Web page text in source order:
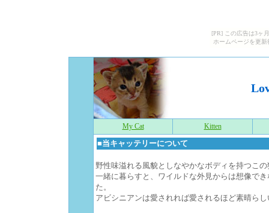
[PR] この広告は3ヶ
ホームページを更
My Cat Kitten
■当キャッテリーについて
野性味溢れる風貌としなやかなボディを持つこ
一緒に暮らすと、ワイルドな外見からは想像で
た。
アビシニアンは愛されれば愛されるほど素晴ら